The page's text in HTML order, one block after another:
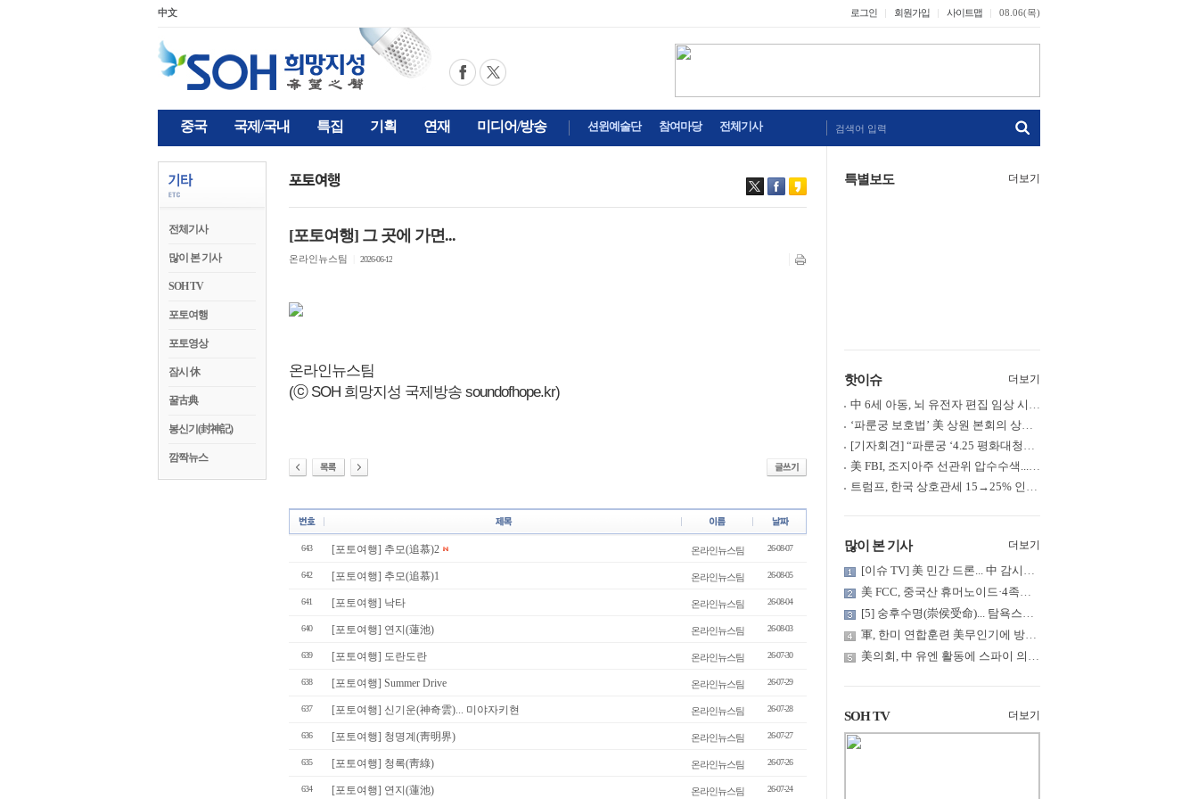
中文 로그인 회원가입 사이트맵 08.06(목)
중국 국제/국내 특집 기획 연재 미디어/방송 션윈예술단 참여마당 전체기사 검색어 입력
전체기사
많이 본 기사
SOH TV
포토여행
포토영상
잠시 休
꿀古典
봉신기(封神記)
깜짝뉴스
[포토여행] 그 곳에 가면...
온라인뉴스팀 2026-06-12
온라인뉴스팀
(ⓒ SOH 희망지성 국제방송 soundofhope.kr)
643 [포토여행] 추모(追慕)2 온라인뉴스팀 26-08-07
642 [포토여행] 추모(追慕)1 온라인뉴스팀 26-08-05
641 [포토여행] 낙타 온라인뉴스팀 26-08-04
640 [포토여행] 연지(蓮池) 온라인뉴스팀 26-08-03
639 [포토여행] 도란도란 온라인뉴스팀 26-07-30
638 [포토여행] Summer Drive 온라인뉴스팀 26-07-29
637 [포토여행] 신기운(神奇雲)... 미야자키현 온라인뉴스팀 26-07-28
636 [포토여행] 청명계(靑明界) 온라인뉴스팀 26-07-27
635 [포토여행] 청록(靑綠) 온라인뉴스팀 26-07-26
634 [포토여행] 연지(蓮池) 온라인뉴스팀 26-07-24
특별보도 더보기
핫이슈 더보기
中 6세 아동, 뇌 유전자 편집 임상 시험 중 사망... 의료진 1년간 ....
‘파룬궁 보호법’ 美 상원 본회의 상정... 최종 입법 ‘초읽기’
[기자회견] “파룬궁 ‘4.25 평화대청원’ 기념 & 중공의 션윈 공연 .....
美 FBI, 조지아주 선관위 압수수색... 트럼프 “부정선거 증거 확보....
트럼프, 한국 상호관세 15→25% 인상... “韓 국회 무력합의 미비준”....
많이 본 기사 더보기
[이슈 TV] 美 민간 드론... 中 감시망 뚫고 군함 근접 촬영
美 FCC, 중국산 휴머노이드·4족보행 로봇·전력 인버터 신규 수입 .....
[5] 숭후수명(崇侯受命)... 탐욕스러운 북백후, 정벌의 기치를 올.....
軍, 한미 연합훈련 美무인기에 방공태세 발령... 왜?
美의회, 中 유엔 활동에 스파이 의혹 제기
SOH TV 더보기